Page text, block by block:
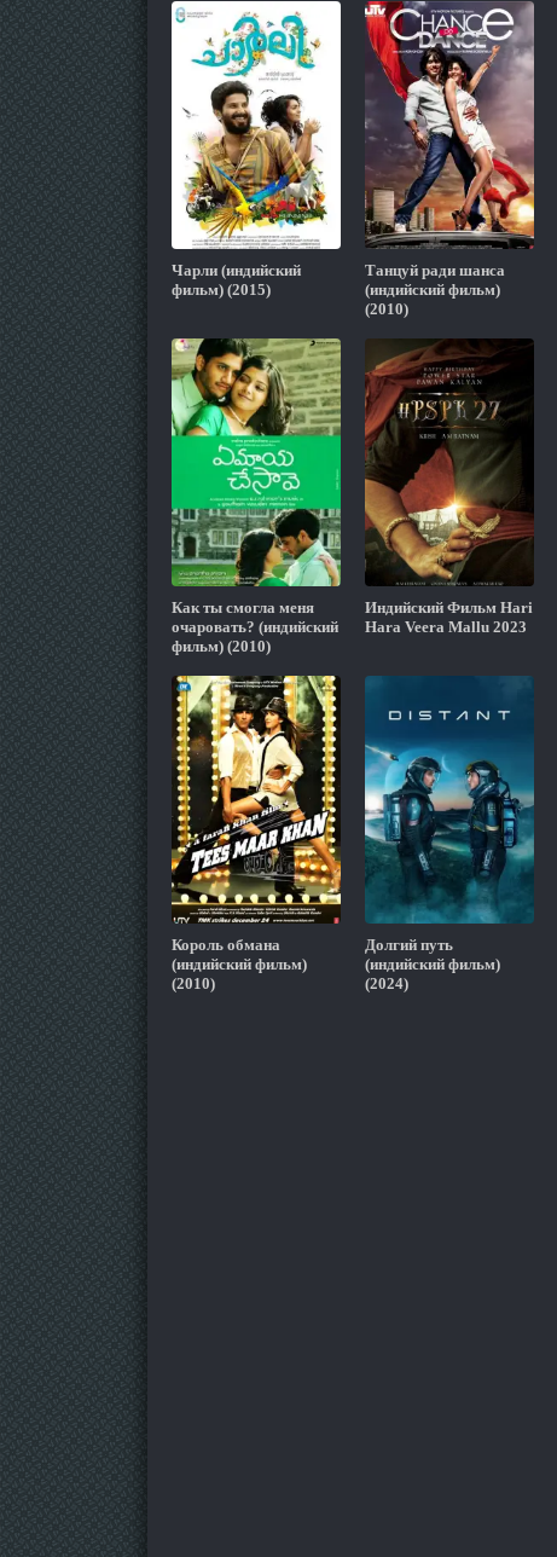
Чарли (индийский
фильм) (2015)
Танцуй ради шанса
(индийский фильм)
(2010)
Как ты смогла меня
очаровать? (индийский
фильм) (2010)
Индийский Фильм Hari
Hara Veera Mallu 2023
Король обмана
(индийский фильм)
(2010)
Долгий путь
(индийский фильм)
(2024)